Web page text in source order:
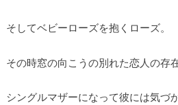
そしてベビーローズを抱くローズ。
その時窓の向こうの別れた恋人の存
シングルマザーになって彼には気づ